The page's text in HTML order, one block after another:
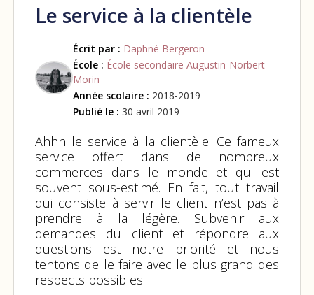
Le service à la clientèle
Écrit par : Daphné Bergeron
École : École secondaire Augustin-Norbert-
Morin
Année scolaire : 2018-2019
Publié le : 30 avril 2019
Ahhh le service à la clientèle! Ce fameux
service offert dans de nombreux
commerces dans le monde et qui est
souvent sous-estimé. En fait, tout travail
qui consiste à servir le client n’est pas à
prendre à la légère. Subvenir aux
demandes du client et répondre aux
questions est notre priorité et nous
tentons de le faire avec le plus grand des
respects possibles.